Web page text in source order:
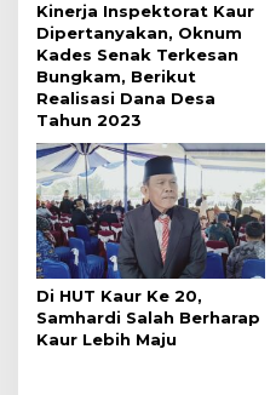
Kinerja Inspektorat Kaur
Dipertanyakan, Oknum
Kades Senak Terkesan
Bungkam, Berikut
Realisasi Dana Desa
Tahun 2023
Di HUT Kaur Ke 20,
Samhardi Salah Berharap
Kaur Lebih Maju